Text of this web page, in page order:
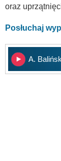
oraz
Posłuchaj
A.